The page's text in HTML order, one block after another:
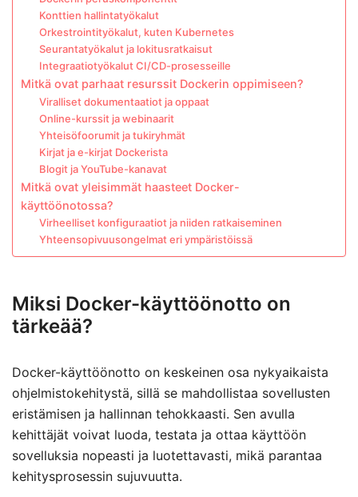
Konttien hallintatyökalut
Orkestrointityökalut, kuten Kubernetes
Seurantatyökalut ja lokitusratkaisut
Integraatiotyökalut CI/CD-prosesseille
Mitkä ovat parhaat resurssit Dockerin oppimiseen?
Viralliset dokumentaatiot ja oppaat
Online-kurssit ja webinaarit
Yhteisöfoorumit ja tukiryhmät
Kirjat ja e-kirjat Dockerista
Blogit ja YouTube-kanavat
Mitkä ovat yleisimmät haasteet Docker-
käyttöönotossa?
Virheelliset konfiguraatiot ja niiden ratkaiseminen
Yhteensopivuusongelmat eri ympäristöissä
Miksi Docker-käyttöönotto on
tärkeää?
Docker-käyttöönotto on keskeinen osa nykyaikaista
ohjelmistokehitystä, sillä se mahdollistaa sovellusten
eristämisen ja hallinnan tehokkaasti. Sen avulla
kehittäjät voivat luoda, testata ja ottaa käyttöön
sovelluksia nopeasti ja luotettavasti, mikä parantaa
kehitysprosessin sujuvuutta.